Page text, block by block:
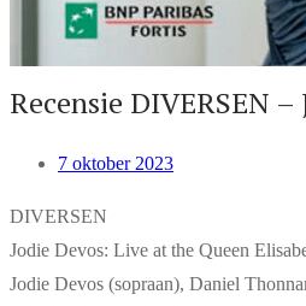
Recensie DIVERSEN
7 oktober 2023
DIVERSEN
Jodie Devos: Live at the Queen
Jodie Devos (sopraan), Daniel